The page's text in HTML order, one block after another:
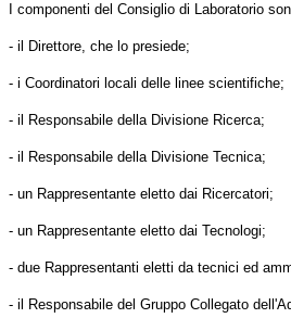
I componenti del Consiglio di Laboratorio
- il Direttore, che lo presiede;
- i Coordinatori locali delle linee scientifiche;
- il Responsabile della Divisione Ricerca;
- il Responsabile della Divisione Tecnica;
- un Rappresentante eletto dai Ricercatori;
- un Rappresentante eletto dai Tecnologi;
- due Rappresentanti eletti da tecnici ed
- il Responsabile del Gruppo Collegato